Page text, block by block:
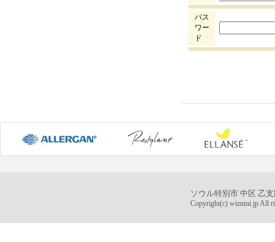
パス
ワー
ド
ソウル特別市 中区 乙
Copyright(c) wiznmi.jp All